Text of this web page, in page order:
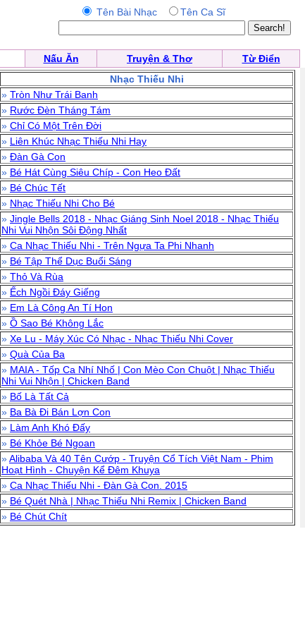
Tên Bài Nhạc Tên Ca Sĩ
Nấu Ăn Truyện & Thơ
Từ Điển
Nhạc Thiếu Nhi
» Tròn Như Trái Banh
» Rước Đèn Tháng Tám
» Chỉ Có Một Trên Đời
» Liên Khúc Nhạc Thiếu Nhi Hay
» Đàn Gà Con
» Bé Hát Cùng Siêu Chíp - Con Heo Đất
» Bé Chúc Tết
» Nhạc Thiếu Nhi Cho Bé
» Jingle Bells 2018 - Nhạc Giáng Sinh Noel 2018 - Nhạc Thiếu
Nhi Vui Nhộn Sôi Động Nhất
» Ca Nhạc Thiếu Nhi - Trên Ngựa Ta Phi Nhanh
» Bé Tập Thể Dục Buổi Sáng
» Thỏ Và Rùa
» Ếch Ngồi Đáy Giếng
» Em Là Công An Tí Hon
» Ồ Sao Bé Không Lắc
» Xe Lu - Máy Xúc Có Nhạc - Nhạc Thiếu Nhi Cover
» Quà Của Ba
» MAIA - Tốp Ca Nhí Nhố | Con Mèo Con Chuột | Nhạc Thiếu
Nhi Vui Nhộn | Chicken Band
» Bố Là Tất Cả
» Ba Bà Đi Bán Lợn Con
» Làm Anh Khó Đấy
» Bé Khỏe Bé Ngoan
»Alibaba Và 40 Tên Cướp - Truyện Cổ Tích Việt Nam - Phim
Hoạt Hình - Chuyện Kể Đêm Khuya
» Ca Nhạc Thiếu Nhi - Đàn Gà Con. 2015
» Bé Quét Nhà | Nhạc Thiếu Nhi Remix | Chicken Band
» Bé Chút Chít